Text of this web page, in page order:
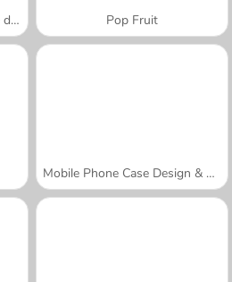
Tarte Tatin : École de cuisine de Sara Pop Fruit
Mobile Phone Case Design & DIY